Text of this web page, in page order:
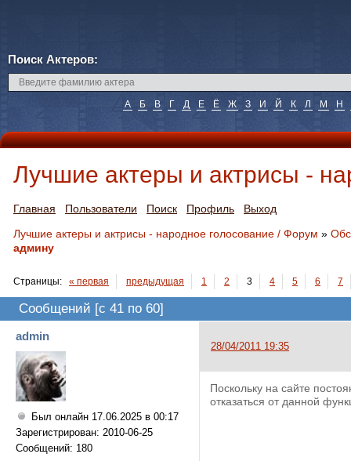
Поиск Актеров:
А Б В Г Д Е Ё Ж З И Й К Л М Н
Лучшие актеры и актрисы -
Главная Пользователи Поиск Профиль
Выход
Лучшие актеры и актрисы - народное голосование / Форум »
админу
Страницы: « первая предыдущая 1 2 3 4 5 6 7
Сообщений [c 41 по 60]
admin
Был онлайн 17.06.2025 в 00:17
Зарегистрирован: 2010-06-25
Сообщений: 180
28/04/2011 19:35
Поскольку на сайте
отказаться от данной